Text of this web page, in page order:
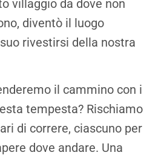
villaggio da dove non
diventò il luogo
rivestirsi della nostra
il cammino con i
tempesta? Rischiamo
di correre, ciascuno per
dove andare. Una